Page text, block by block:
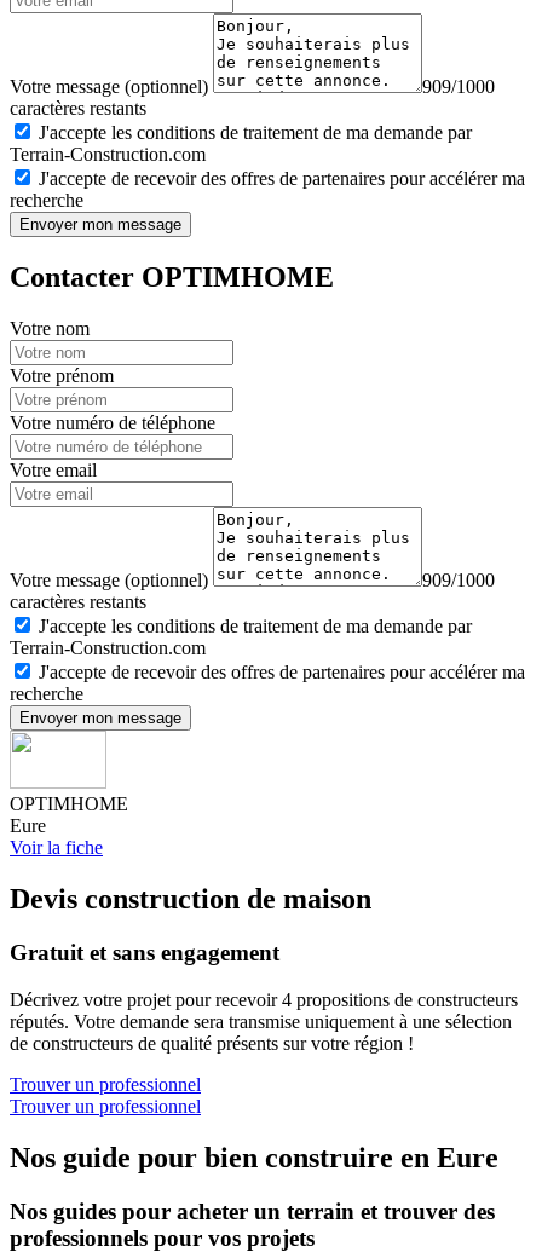
Votre message (optionnel)
909/1000
caractères restants
J'accepte les conditions de traitement de ma demande par
Terrain-Construction.com
J'accepte de recevoir des offres de partenaires pour accélérer ma
recherche
Envoyer mon message
Contacter OPTIMHOME
Votre nom
Votre prénom
Votre numéro de téléphone
Votre email
Votre message (optionnel)
909/1000
caractères restants
J'accepte les conditions de traitement de ma demande par
Terrain-Construction.com
J'accepte de recevoir des offres de partenaires pour accélérer ma
recherche
Envoyer mon message
OPTIMHOME
Eure
Voir la fiche
Devis construction de maison
Gratuit et sans engagement
Décrivez votre projet pour recevoir 4 propositions de constructeurs
réputés. Votre demande sera transmise uniquement à une sélection
de constructeurs de qualité présents sur votre région !
Trouver un professionnel
Trouver un professionnel
Nos guide pour bien construire en Eure
Nos guides pour acheter un terrain et trouver des
professionnels pour vos projets